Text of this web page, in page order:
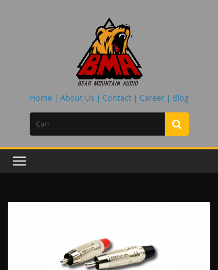
Home | About Us | Contact | Career | Blog